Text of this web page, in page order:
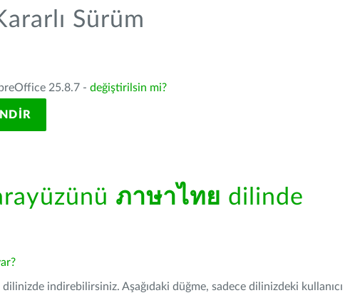
Sürüm
25.8.7 - değiştirilsin mi?
ภาษาไทย dilinde
indirebilirsiniz. Aşağıdaki düğme, sadece dilinizdeki kullanıcı